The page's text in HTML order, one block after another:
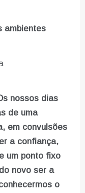
ambientes
nossos dias
de uma
em convulsões
a confiança,
um ponto fixo
novo ser a
o